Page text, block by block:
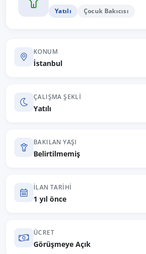
Yatılı Çocuk Bakıcısı
KONUM
İstanbul
ÇALIŞMA ŞEKLI
Yatılı
BAKILAN YAŞI
Belirtilmemiş
İLAN TARIHI
1 yıl önce
ÜCRET
Görüşmeye Açık